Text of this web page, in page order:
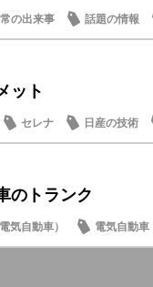
常の出来事 話題の情報
ット
セレナ 日産の技術
のトランク
気自動車）
電気自動車
事